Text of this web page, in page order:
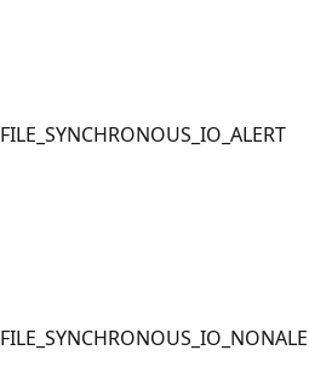
FILE_SYNCHRONOUS_IO_ALERT